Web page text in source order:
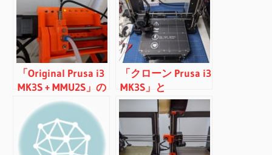
「Original Prusa i3
MK3S + MMU2S」の
購入レビュー
（MMU2S編）
「クローン Prusa i3
MK3S」と
「Original Prusa i3
MK3S」の比較レビ
ュー（組み立てキ
ット編）